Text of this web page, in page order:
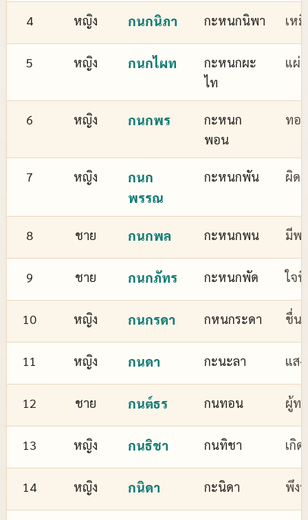
4 หญิง กนกนิภา กะหนกนิพา เห
5 หญิง กนกไผท
กะหนกผะ
ไท
แผ่
6 หญิง กนกพร
กะหนก
พอน
ทอ
7 หญิง
กนก
พรรณ
กะหนกพัน ผิด
8 ชาย กนกพล กะหนกพน มีพ
9 ชาย กนกภัทร กะหนกพัด ใจ
10 หญิง กนกรดา กหนกระดา ชื่น
11 หญิง กนดา กะนะลา แสง
12 ชาย กนต์ธร กนทอน ผู้ท
13 หญิง กนธิชา กนทิชา เกิด
14 หญิง กนิดา กะนิดา พึง